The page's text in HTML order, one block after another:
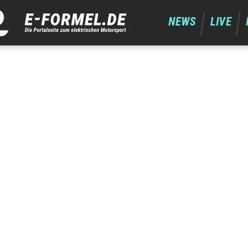
NEWS LIVE